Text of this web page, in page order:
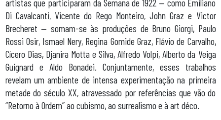
Di Cavalcanti, Vicente do Rego Monteiro, John Graz e Victor
Brecheret — somam-se às produções de Bruno Giorgi, Paulo
Rossi Osir, Ismael Nery, Regina Gomide Graz, Flávio de Carvalho,
Cícero Dias, Djanira Motta e Silva, Alfredo Volpi, Alberto da Veiga
Guignard e Aldo Bonadei. Conjuntamente, esses trabalhos
revelam um ambiente de intensa experimentação na primeira
metade do século XX, atravessado por referências que vão do
“Retorno à Ordem” ao cubismo, ao surrealismo e à art déco.